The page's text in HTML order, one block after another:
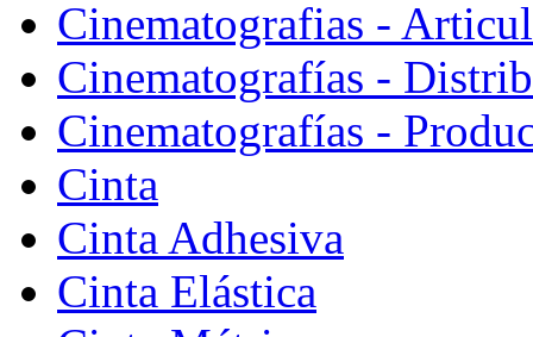
Cinematografias -
Cinematografías -
Cinematografías -
Cinta
Cinta Adhesiva
Cinta Elástica